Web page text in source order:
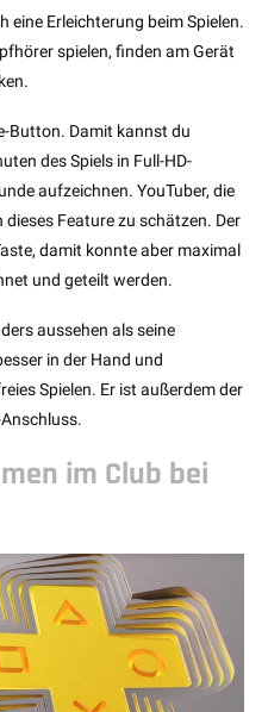
Erleichterung beim Spielen.
spielen, finden am Gerät
Button. Damit kannst du
des Spiels in Full-HD-
aufzeichnen. YouTuber, die
Feature zu schätzen. Der
damit konnte aber maximal
und geteilt werden.
aussehen als seine
in der Hand und
Spielen. Er ist außerdem der
im Club bei